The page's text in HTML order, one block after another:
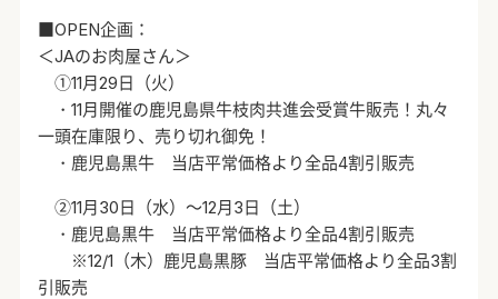
■OPEN企画：
＜JAのお肉屋さん＞
①11月29日（火）
・11月開催の鹿児島県牛枝肉共進会受賞牛販売！丸々
一頭在庫限り、売り切れ御免！
・鹿児島黒牛 当店平常価格より全品4割引販売
②11月30日（水）～12月3日（土）
・鹿児島黒牛 当店平常価格より全品4割引販売
※12/1（木）鹿児島黒豚 当店平常価格より全品3割
引販売